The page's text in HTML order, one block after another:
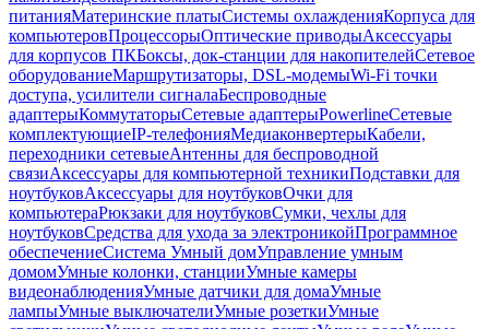
питанияМатеринские платыСистемы охлажденияКорпуса для
компьютеровПроцессорыОптические приводыАксессуары
для корпусов ПКБоксы, док-станции для накопителейСетевое
оборудованиеМаршрутизаторы, DSL-модемыWi-Fi точки
доступа, усилители сигналаБеспроводные
адаптерыКоммутаторыСетевые адаптерыPowerlineСетевые
комплектующиеIP-телефонияМедиаконвертерыКабели,
переходники сетевыеАнтенны для беспроводной
связиАксессуары для компьютерной техникиПодставки для
ноутбуковАксессуары для ноутбуковОчки для
компьютераРюкзаки для ноутбуковСумки, чехлы для
ноутбуковСредства для ухода за электроникойПрограммное
обеспечениеСистема Умный домУправление умным
домомУмные колонки, станцииУмные камеры
видеонаблюденияУмные датчики для домаУмные
лампыУмные выключателиУмные розеткиУмные